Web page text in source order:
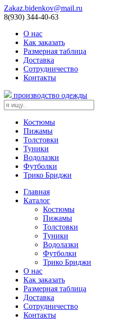
Zakaz.bidenkov@mail.ru
8(930) 344-40-63
О нас
Как заказать
Размерная таблица
Доставка
Сотрудничество
Контакты
производство одежды
Костюмы
Пижамы
Толстовки
Туники
Водолазки
Футболки
Трико Бриджи
Главная
Каталог
Костюмы
Пижамы
Толстовки
Туники
Водолазки
Футболки
Трико Бриджи
О нас
Как заказать
Размерная таблица
Доставка
Сотрудничество
Контакты